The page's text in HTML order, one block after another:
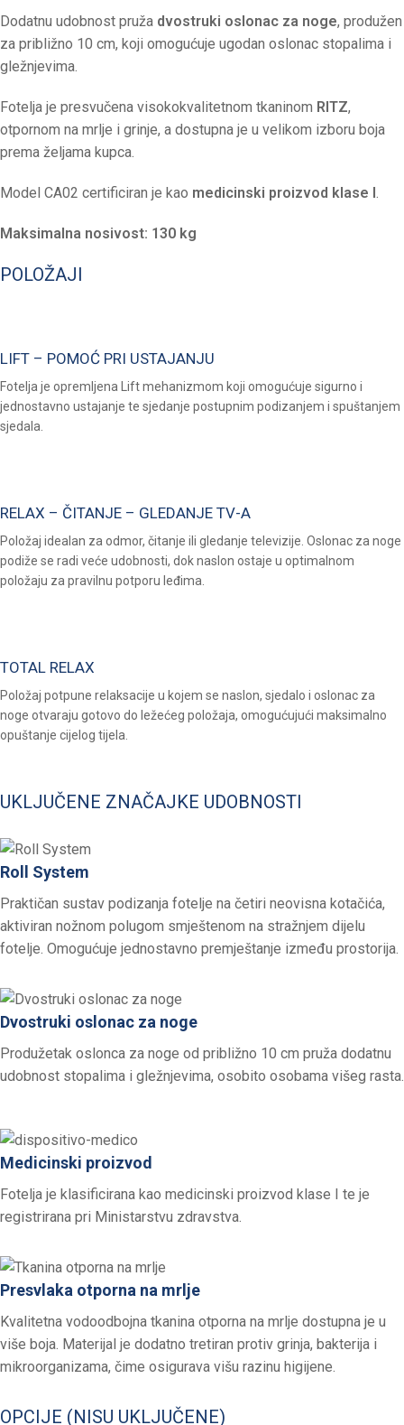
Dodatnu udobnost pruža dvostruki oslonac za noge, produžen
za približno 10 cm, koji omogućuje ugodan oslonac stopalima i
gležnjevima.
Fotelja je presvučena visokokvalitetnom tkaninom RITZ,
otpornom na mrlje i grinje, a dostupna je u velikom izboru boja
prema željama kupca.
Model CA02 certificiran je kao medicinski proizvod klase I .
Maksimalna nosivost: 130 kg
POLOŽAJI
LIFT – POMOĆ PRI USTAJANJU
Fotelja je opremljena Lift mehanizmom koji omogućuje sigurno i
jednostavno ustajanje te sjedanje postupnim podizanjem i spuštanjem
sjedala.
RELAX – ČITANJE – GLEDANJE TV-A
Položaj idealan za odmor, čitanje ili gledanje televizije. Oslonac za noge
podiže se radi veće udobnosti, dok naslon ostaje u optimalnom
položaju za pravilnu potporu leđima.
TOTAL RELAX
Položaj potpune relaksacije u kojem se naslon, sjedalo i oslonac za
noge otvaraju gotovo do ležećeg položaja, omogućujući maksimalno
opuštanje cijelog tijela.
UKLJUČENE ZNAČAJKE UDOBNOSTI
Roll System
Praktičan sustav podizanja fotelje na četiri neovisna kotačića,
aktiviran nožnom polugom smještenom na stražnjem dijelu
fotelje. Omogućuje jednostavno premještanje između prostorija.
Dvostruki oslonac za noge
Produžetak oslonca za noge od približno 10 cm pruža dodatnu
udobnost stopalima i gležnjevima, osobito osobama višeg rasta.
Medicinski proizvod
Fotelja je klasificirana kao medicinski proizvod klase I te je
registrirana pri Ministarstvu zdravstva.
Presvlaka otporna na mrlje
Kvalitetna vodoodbojna tkanina otporna na mrlje dostupna je u
više boja. Materijal je dodatno tretiran protiv grinja, bakterija i
mikroorganizama, čime osigurava višu razinu higijene.
OPCIJE (NISU UKLJUČENE)